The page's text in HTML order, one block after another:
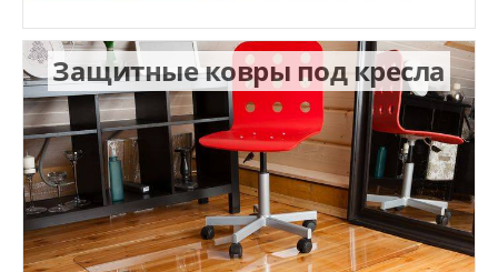
Защитные ковры под кресла